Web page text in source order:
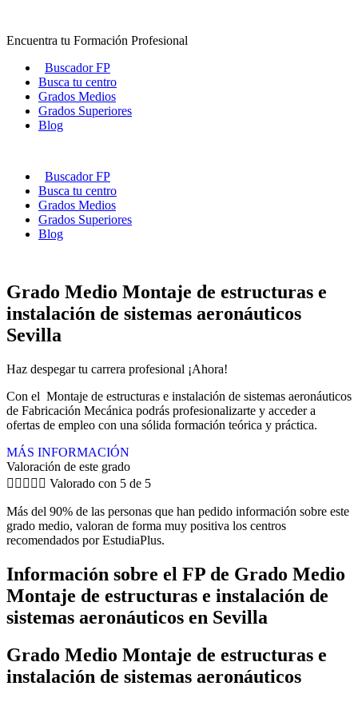
contenido
Encuentra tu Formación Profesional
Buscador FP
Busca tu centro
Grados Medios
Grados Superiores
Blog
Buscador FP
Busca tu centro
Grados Medios
Grados Superiores
Blog
Grado Medio Montaje de estructuras e
instalación de sistemas aeronáuticos
Sevilla
Haz despegar tu carrera profesional ¡Ahora!
Con el Montaje de estructuras e instalación de sistemas aeronáuticos
de Fabricación Mecánica podrás profesionalizarte y acceder a
ofertas de empleo con una sólida formación teórica y práctica.
MÁS INFORMACIÓN
Valoración de este grado
     Valorado con 5 de 5
Más del 90% de las personas que han pedido información sobre este
grado medio, valoran de forma muy positiva los centros
recomendados por EstudiaPlus.
Información sobre el FP de Grado Medio
Montaje de estructuras e instalación de
sistemas aeronáuticos en Sevilla
Grado Medio Montaje de estructuras e
instalación de sistemas aeronáuticos